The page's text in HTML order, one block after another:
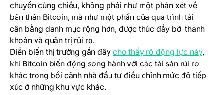
chuyển cùng chiều, không phải như một phán xét về
bản thân Bitcoin, mà như một phần của quá trình tái
cân bằng danh mục rộng hơn, được thúc đẩy bởi thanh
khoản và quản trị rủi ro.
Diễn biến thị trường gần đây cho thấy rõ động lực này,
khi Bitcoin biến động song hành với các tài sản rủi ro
khác trong bối cảnh nhà đầu tư điều chỉnh mức độ tiếp
xúc ở những khu vực khác.